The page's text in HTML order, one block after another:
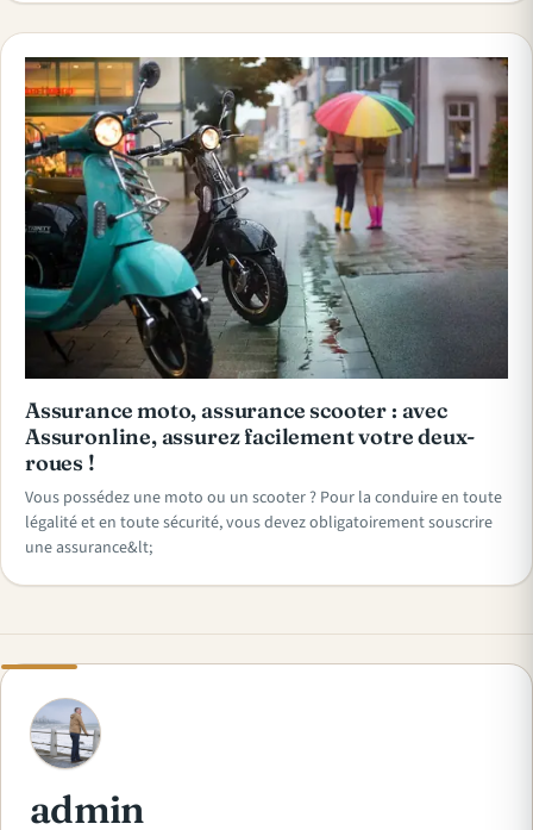
Assurance moto, assurance scooter : avec
Assuronline, assurez facilement votre deux-
roues !
Vous possédez une moto ou un scooter ? Pour la conduire en toute
légalité et en toute sécurité, vous devez obligatoirement souscrire
une assurance&lt;
A
admin